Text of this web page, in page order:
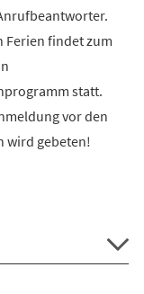
Ferien findet zum
statt.
vor den
wird gebeten!